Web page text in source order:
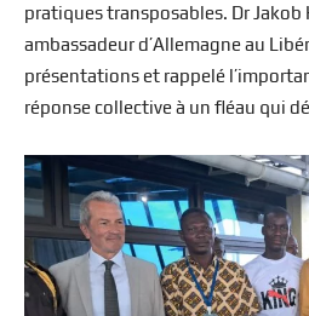
pratiques transposables. Dr Jakob
ambassadeur d’Allemagne au
présentations et rappelé
réponse collective à un fléau qui